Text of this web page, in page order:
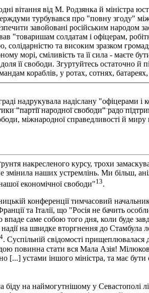
вітання від М. Родзянка й міністра
турбувався про "повну згоду"
завойовані російським народом
"товаришам солдатам і офіцерам,
та високим зразком
морі, сміливість та її сила - маєте
її свободи. Згуртуйтесь остаточно й
кораблів, у ротах, сотнях,
надрукувала надіслану "офіцерами і
"партії народної свободи" радо
міжнародної справедливості й
накресленого курсу, трохи
змінила наших устремлінь. Ми більш,
економічної свободи"13.
конференції тимчасовий
та Італії, що "Росія не бачить
саме собою того дня, коли буде
на швидке вторгнення до Стамбула
. Суспільній свідомості прищеплювалася
повинна стати вся Мала Азія!
[...] устами іншого міністра, та має
біду на наймогутнішому у Севастополі